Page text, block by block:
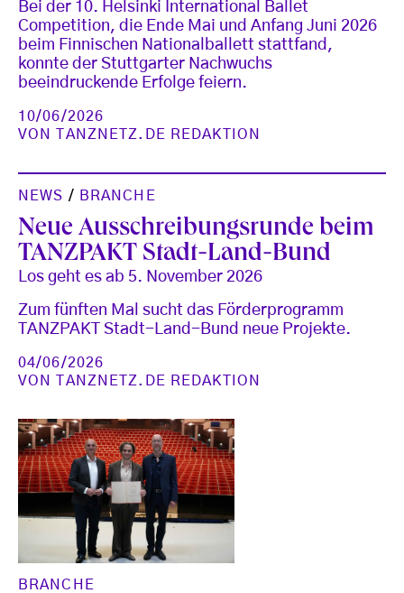
Bei der 10. Helsinki International Ballet
Competition, die Ende Mai und Anfang Juni 2026
beim Finnischen Nationalballett stattfand,
konnte der Stuttgarter Nachwuchs
beeindruckende Erfolge feiern.
10/06/2026
VON
TANZNETZ.DE REDAKTION
NEWS / BRANCHE
Neue Ausschreibungsrunde beim
TANZPAKT Stadt-Land-Bund
Los geht es ab 5. November 2026
Zum fünften Mal sucht das Förderprogramm
TANZPAKT Stadt-Land-Bund neue Projekte.
04/06/2026
VON
TANZNETZ.DE REDAKTION
BRANCHE